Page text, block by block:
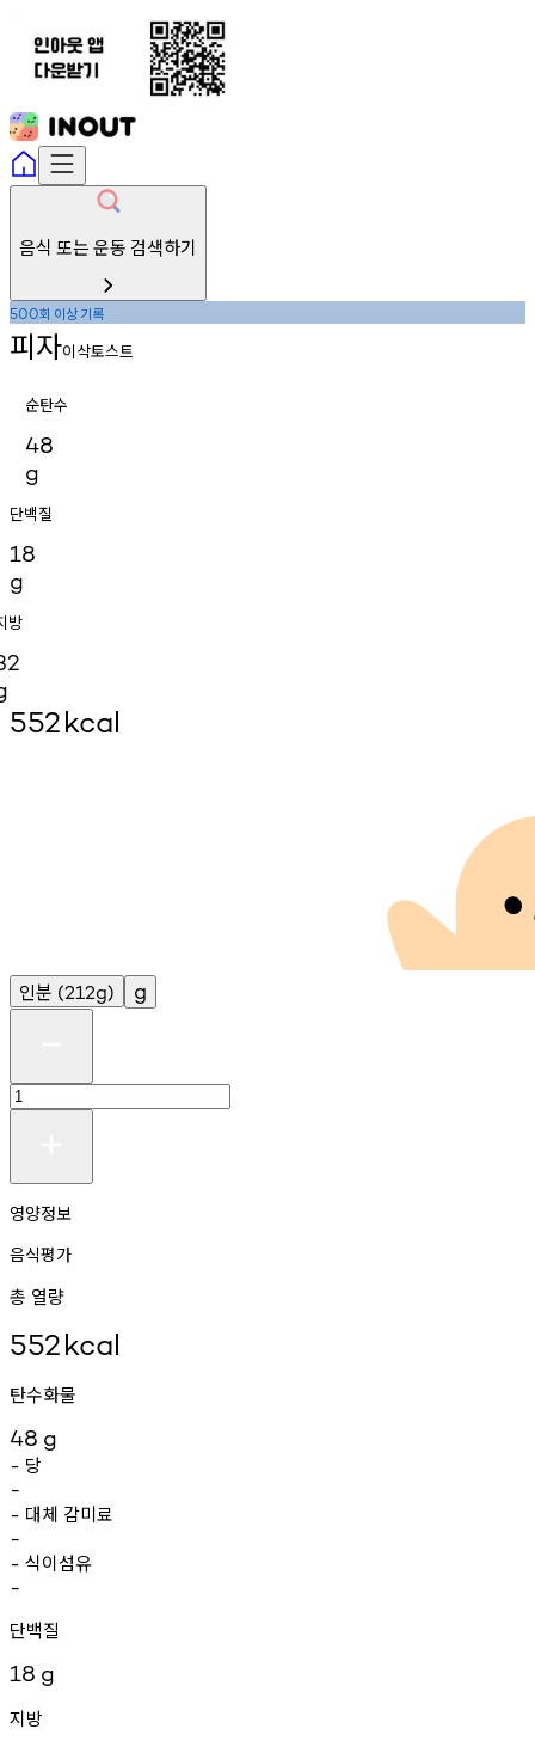
음식 또는 운동 검색하기
500회 이상기록
피자이삭토스트
순탄수
48
g
단백질
18
g
방
552kcal
인분 (212g) g
영양정보
음식평가
총 열량
552kcal
탄수화물
48 g
- 당
-
- 대체 감미료
-
- 식이섬유
-
단백질
18 g
지방